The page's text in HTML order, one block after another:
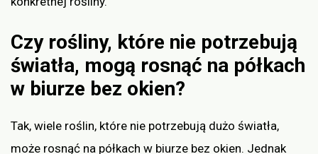
Czy rośliny, które nie potrzebują
światła, mogą rosnąć na półkach
w biurze bez okien?
Tak, wiele roślin, które nie potrzebują dużo światła,
może rosnąć na półkach w biurze bez okien. Jednak